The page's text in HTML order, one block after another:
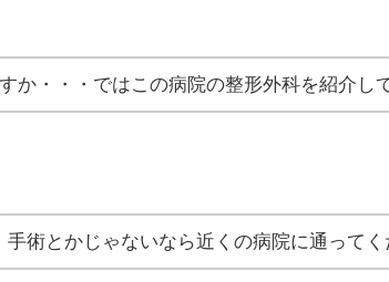
か・・・ではこの病院の整形外科を紹介し
手術とかじゃないなら近くの病院に通って